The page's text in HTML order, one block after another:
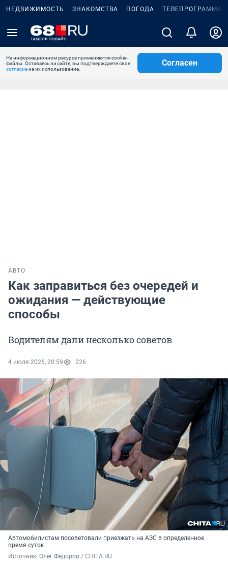
НЕДВИЖИМОСТЬ ЗНАКОМСТВА ПОГОДА ТЕЛЕПРОГРАММА
На информационном ресурсе применяются cookie-
файлы. Оставаясь на сайте, вы подтверждаете свое
согласиена их использование.
Согласен
АВТО
Как заправиться без очередей и
ожидания — действующие
способы
Водителям дали несколько советов
4 июля 2026, 20:59 226
Автомобилистам посоветовали приезжать на АЗС в определенное
время суток
Источник: Олег Фёдоров / CHITA.RU